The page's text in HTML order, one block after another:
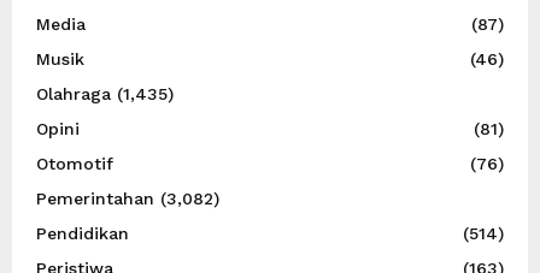
Media
(87)
Musik
(46)
Olahraga (1,435)
Opini
(81)
Otomotif
(76)
Pemerintahan (3,082)
Pendidikan
(514)
Peristiwa
(163)